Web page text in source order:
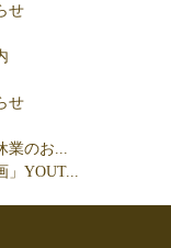
せ
せ
のお...
」YOUT...